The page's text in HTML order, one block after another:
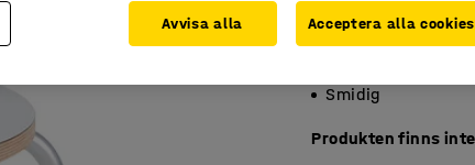
Högtryckslaminat
Stapelbar upp till
Smidig
Produkten finns
Avvisa alla Acceptera alla cookies